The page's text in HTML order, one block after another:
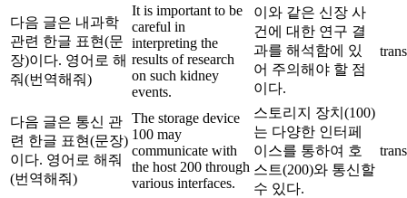
다음 글은 내과학
관련 한글 표현(문
장)이다. 영어로 해
줘(번역해줘)
It is important to be
careful in
interpreting the
results of research
on such kidney
events.
이와 같은 신장 사
건에 대한 연구 결
과를 해석함에 있
어 주의해야 할 점
이다.
다음 글은 통신 관
련 한글 표현(문장)
이다. 영어로 해줘
(번역해줘)
The storage device
100 may
communicate with
the host 200 through
various interfaces.
스토리지 장치(100)
는 다양한 인터페
이스를 통하여 호
스트(200)와 통신할
수 있다.